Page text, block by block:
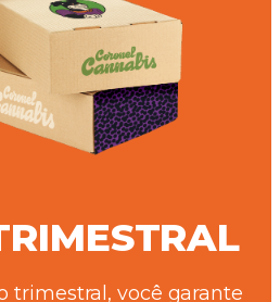
trimestral, você garante